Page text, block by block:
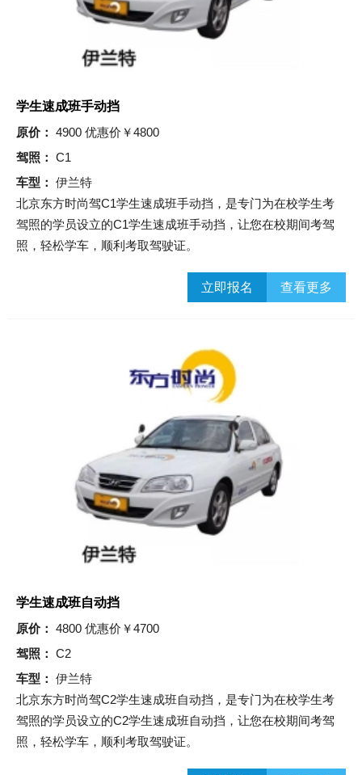
学生速成班手动挡
原价： 4900 优惠价￥4800
驾照： C1
车型： 伊兰特
北京东方时尚驾C1学生速成班手动挡，是专门为在校学生考
驾照的学员设立的C1学生速成班手动挡，让您在校期间考驾
照，轻松学车，顺利考取驾驶证。
查看更多
立即报名
学生速成班自动挡
原价： 4800 优惠价￥4700
驾照： C2
车型： 伊兰特
北京东方时尚驾C2学生速成班自动挡，是专门为在校学生考
驾照的学员设立的C2学生速成班自动挡，让您在校期间考驾
照，轻松学车，顺利考取驾驶证。